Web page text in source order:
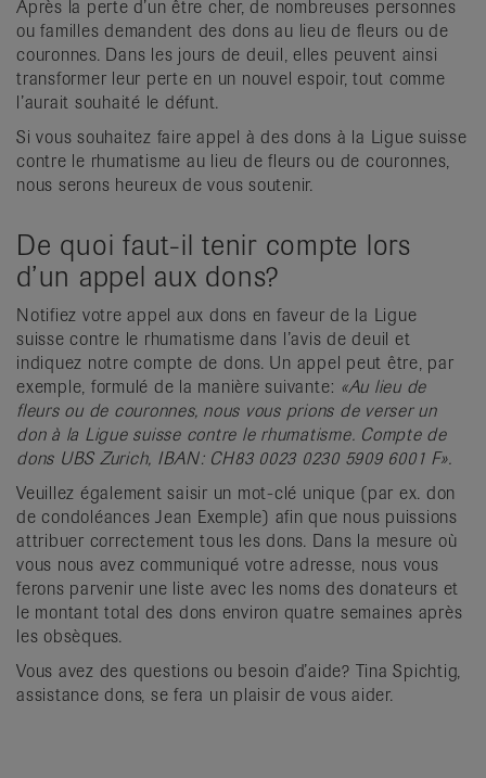
Après la perte d’un être cher, de nombreuses personnes
ou familles demandent des dons au lieu de fleurs ou de
couronnes. Dans les jours de deuil, elles peuvent ainsi
transformer leur perte en un nouvel espoir, tout comme
l’aurait souhaité le défunt.
Si vous souhaitez faire appel à des dons à la Ligue suisse
contre le rhumatisme au lieu de fleurs ou de couronnes,
nous serons heureux de vous soutenir.
De quoi faut-il tenir compte lors
d’un appel aux dons?
Notifiez votre appel aux dons en faveur de la Ligue
suisse contre le rhumatisme dans l’avis de deuil et
indiquez notre compte de dons. Un appel peut être, par
exemple, formulé de la manière suivante: «Au lieu de
fleurs ou de couronnes, nous vous prions de verser un
don à la Ligue suisse contre le rhumatisme. Compte de
dons UBS Zurich, IBAN: CH83 0023 0230 5909 6001 F».
Veuillez également saisir un mot-clé unique (par ex. don
de condoléances Jean Exemple) afin que nous puissions
attribuer correctement tous les dons. Dans la mesure où
vous nous avez communiqué votre adresse, nous vous
ferons parvenir une liste avec les noms des donateurs et
le montant total des dons environ quatre semaines après
les obsèques.
Vous avez des questions ou besoin d’aide? Tina Spichtig,
assistance dons, se fera un plaisir de vous aider.